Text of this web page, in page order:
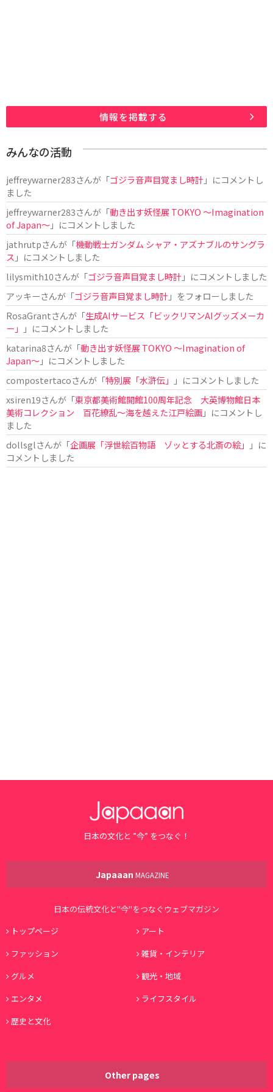
情報を掲載する
みんなの活動
jeffreywarner283さんが「ゴジラ音声目覚まし時計」にコメントし
ました
jeffreywarner283さんが「動き出す妖怪展 TOKYO 〜Imagination
of Japan〜」にコメントしました
jathrutpさんが「機動戦士ガンダム シャア・アズナブルのサングラ
ス 」にコメントしました
lilysmith10さんが「ゴジラ音声目覚まし時計」にコメントしました
アッキーさんが「ゴジラ音声目覚まし時計」をフォローしました
RosaGrantさんが「生成AIサービス「ビックリマンAIグッズメーカ
ー」
」にコメントしました
katarina8さんが「動き出す妖怪展 TOKYO 〜Imagination of
Japan〜」にコメントしました
compostertacoさんが「特別展「水滸伝」
」にコメントしました
xsiren19さんが「東京都美術館開館100周年記念 大英博物館日本
美術コレクション 百花繚乱～海を越えた江戸絵画」にコメントし
ました
dollsglさんが「企画展「浮世絵百物語 ゾッとする北斎の絵」
」に
コメントしました
日本の文化と ”今” をつなぐ！
Japaaan MAGAZINE
日本の伝統文化と"今"をつなぐウェブマガジン
トップページ
アート
ファッション
雑貨・インテリア
グルメ
観光・地域
エンタメ
ライフスタイル
歴史と文化
Other pages